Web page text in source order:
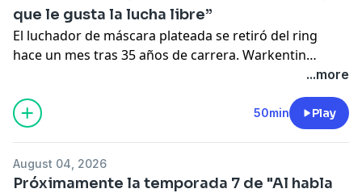
que le gusta la lucha libre”
El luchador de máscara plateada se retiró del ring
hace un mes tras 35 años de carrera. Warkentin
conversa con él sobre el fenómeno social que supone
este deporte, pero también de los peores y mejores
momentos de su vida, desde la “traición” hasta la
“felicidad”.
...more
50min Play
August 04, 2026
Próximamente la temporada 7 de "Al habla